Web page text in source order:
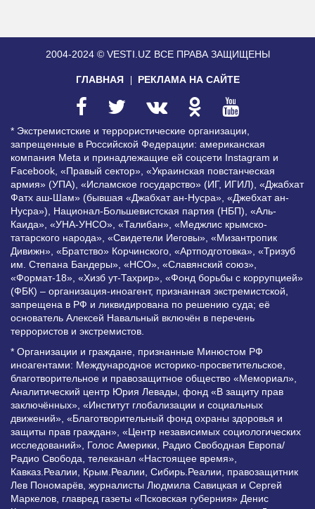
2004-2024 © VESTI.UZ ВСЕ ПРАВА ЗАЩИЩЕНЫ
ГЛАВНАЯ РЕКЛАМА НА САЙТЕ
* Экстремистские и террористические организации,
запрещенные в Российской Федерации: американская
компания Meta и принадлежащие ей соцсети Instagram и
Facebook, «Правый сектор», «Украинская повстанческая
армия» (УПА), «Исламское государство» (ИГ, ИГИЛ), «Джабхат
Фатх аш-Шам» (бывшая «Джабхат ан-Нусра», «Джебхат ан-
Нусра»), Национал-Большевистская партия (НБП), «Аль-
Каида», «УНА-УНСО», «Талибан», «Меджлис крымско-
татарского народа», «Свидетели Иеговы», «Мизантропик
Дивижн», «Братство» Корчинского, «Артподготовка», «Тризуб
им. Степана Бандеры», «НСО», «Славянский союз»,
«Формат-18», «Хизб ут-Тахрир», «Фонд борьбы с коррупцией»
(ФБК) – организация-иноагент, признанная экстремистской,
запрещена в РФ и ликвидирована по решению суда; её
основатель Алексей Навальный включён в перечень
террористов и экстремистов.
* Организации и граждане, признанные Минюстом РФ
иноагентами: Международное историко-просветительское,
благотворительное и правозащитное общество «Мемориал»,
Аналитический центр Юрия Левады, фонд «В защиту прав
заключённых», «Институт глобализации и социальных
движений», «Благотворительный фонд охраны здоровья и
защиты прав граждан», «Центр независимых социологических
исследований», Голос Америки, Радио Свободная Европа/
Радио Свобода, телеканал «Настоящее время»,
Кавказ.Реалии, Крым.Реалии, Сибирь.Реалии, правозащитник
Лев Пономарёв, журналисты Людмила Савицкая и Сергей
Маркелов, главред газеты «Псковская губерния» Денис